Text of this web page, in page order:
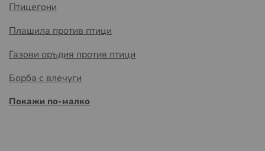
Птицегони
Плашила против птици
Газови оръдия против птици
Борба с влечуги
Покажи по-малко